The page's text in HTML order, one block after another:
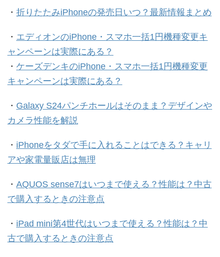
・ 折りたたみiPhoneの発売日いつ？最新情報まとめ
・ エディオンのiPhone・スマホ一括1円機種変更キ
ャンペーンは実際にある？
・ ケーズデンキのiPhone・スマホ一括1円機種変更
キャンペーンは実際にある？
・ Galaxy S24パンチホールはそのまま？デザインや
カメラ性能を解説
・ iPhoneをタダで手に入れることはできる？キャリ
アや家電量販店は無理
・ AQUOS sense7はいつまで使える？性能は？中古
で購入するときの注意点
・ iPad mini第4世代はいつまで使える？性能は？中
古で購入するときの注意点